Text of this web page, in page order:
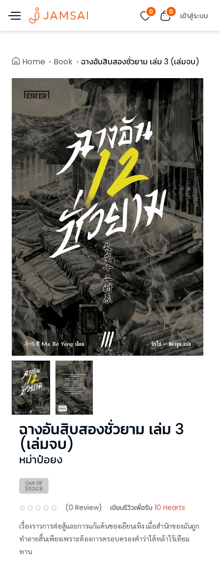
0 0 เข้าสู่ระบบ
Home Book ฉางอันสิบสองชั่วยาม เล่ม 3 (เล่มจบ)
ฉางอันสิบสองชั่วยาม เล่ม 3
(เล่มจบ)
หม่าป๋อยง
(0 Review) เขียนรีวิวเพื่อรับ 10 Hearts
เรื่องราวการต่อสู้และการแก้แค้นของเยียนเหิง เมื่อสำนักของมันถูก
ทำลายสิ้นเพียงเพราะต้องการครอบครองคำว่าใต้หล้าไร้เทียม
ทาน